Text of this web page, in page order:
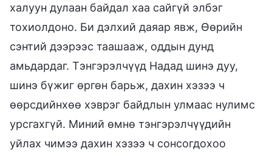
халуун дулаан байдал хаа сайгүй элбэг
тохиолдоно. Би дэлхий даяар явж, Өөрийн
сэнтий дээрээс таашааж, оддын дунд
амьдардаг. Тэнгэрэлчүүд Надад шинэ дуу,
шинэ бүжиг өргөн барьж, дахин хэзээ ч
өөрсдийнхөө хэврэг байдлын улмаас нулимс
урсгахгүй. Миний өмнө тэнгэрэлчүүдийн
уйлах чимээ дахин хэзээ ч сонсогдохоо